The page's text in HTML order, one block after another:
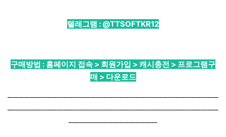
텔레그램 : @TTSOFTKR12
구매방법 : 홈페이지 접속 > 회원가입 > 캐시충전 > 프로그램구
매 > 다운로드
──────────────────────────────────────
──────────────────────────────────────
────────────────